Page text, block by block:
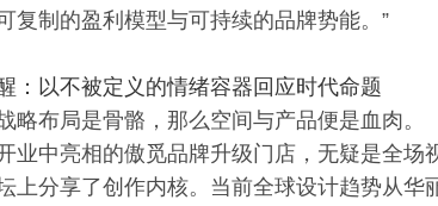
复制的盈利模型与可持续的品牌势能。”
：以不被定义的情绪容器回应时代命题
略布局是骨骼，那么空间与产品便是血肉。
业中亮相的傲觅品牌升级门店，无疑是全场
上分享了创作内核。当前全球设计趋势从华